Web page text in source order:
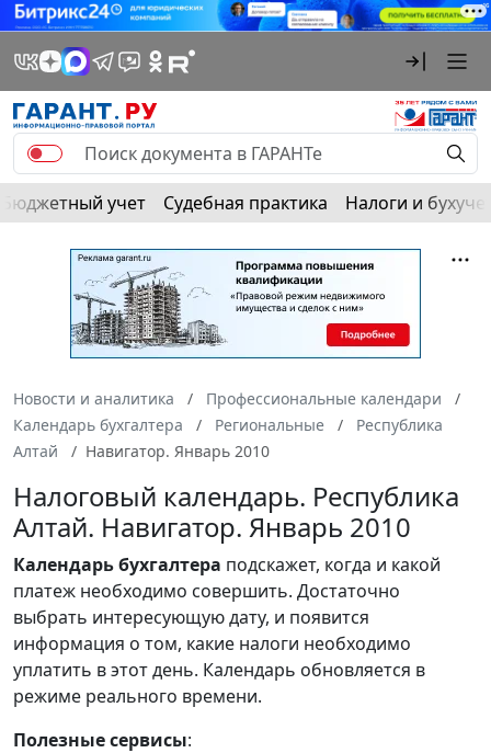
Бюджетный учет Судебная практика Налоги и
Новости и аналитика
Профессиональные календари
Календарь бухгалтера
Региональные
Республика
Алтай
Навигатор. Январь 2010
Налоговый календарь. Республика
Алтай. Навигатор. Январь 2010
Календарьбухгалтера подскажет, когда и какой
платеж необходимо совершить. Достаточно
выбрать интересующую дату, и появится
информация о том, какие налоги необходимо
уплатить в этот день. Календарь обновляется в
режиме реального времени.
Полезные сервисы: